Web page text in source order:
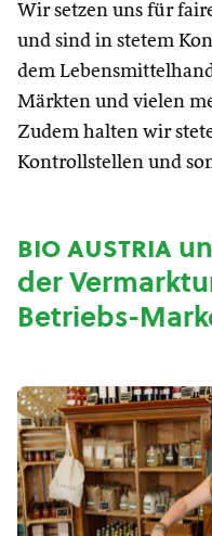
Wir setzen uns für
und sind in stetem
dem
Märkten und vielen
Zudem halten wir
Kontrollstellen und
bio austria
der
Betriebs-